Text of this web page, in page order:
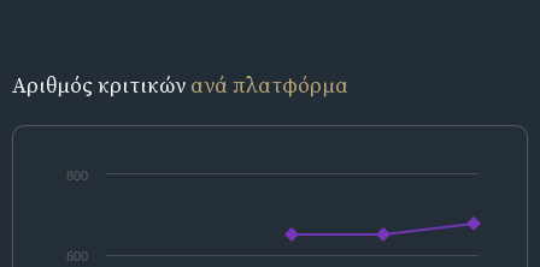
Αριθμός κριτικών ανά πλατφόρμα
600
800